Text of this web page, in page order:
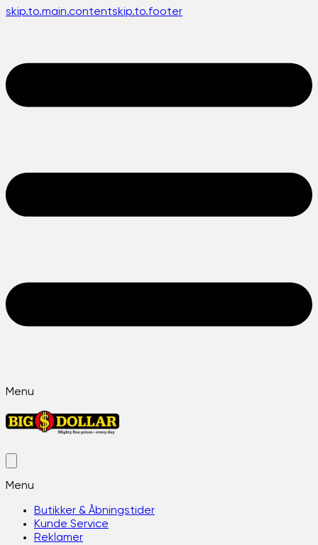
skip.to.main.contentskip.to.footer
Menu
Menu
Butikker & Åbningstider
Kunde Service
Reklamer